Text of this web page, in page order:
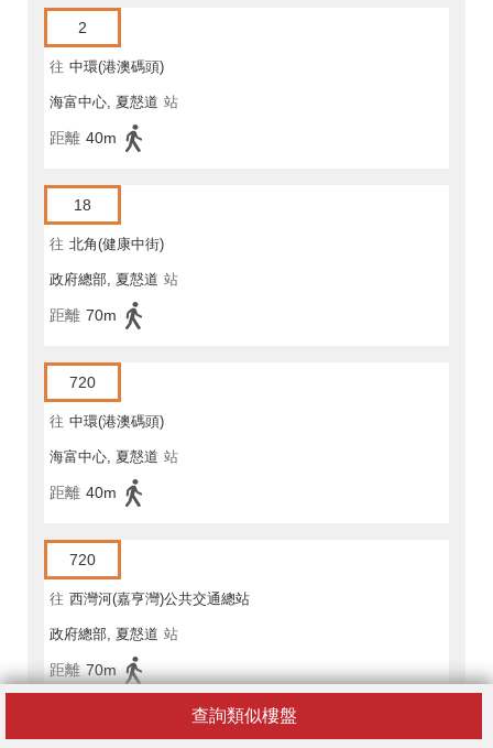
查詢類似樓盤
2
往 中環(港澳碼頭)
海富中心, 夏慤道 站
距離 40m
18
往 北角(健康中街)
政府總部, 夏慤道 站
距離 70m
720
往 中環(港澳碼頭)
海富中心, 夏慤道 站
距離 40m
720
往 西灣河(嘉亨灣)公共交通總站
政府總部, 夏慤道 站
距離 70m
720A